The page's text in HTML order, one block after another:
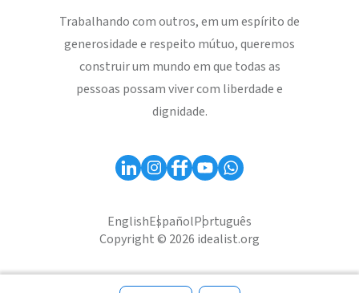
Trabalhando com outros, em um espírito de
generosidade e respeito mútuo, queremos
construir um mundo em que todas as
pessoas possam viver com liberdade e
dignidade.
EnglishEspañolPortuguês
Copyright © 2026 idealist.org